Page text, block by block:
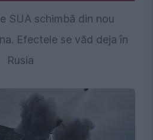
SUA schimbă din nou
Efectele se văd deja în
Rusia